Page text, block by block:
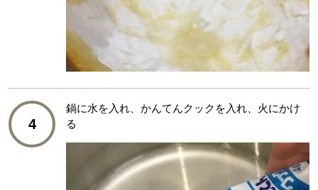
4
鍋に水を入れ、かんてんクックを入れ、火にかけ
る